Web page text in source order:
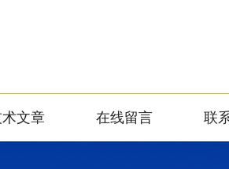
文章 在线留言 联